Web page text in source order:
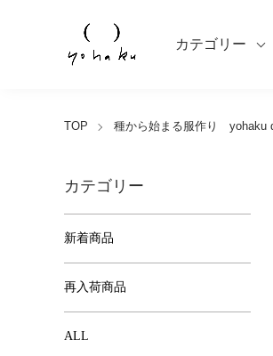
カテゴリー
TOP 種から始まる服作り yohaku
カテゴリー
新着商品
再入荷商品
ALL